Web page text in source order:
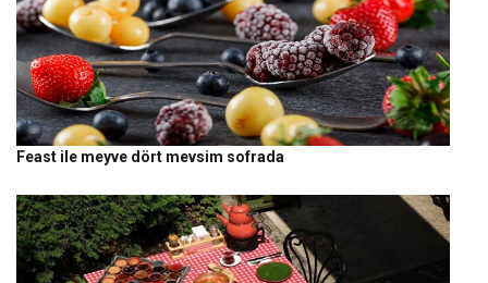
Feast ile meyve dört mevsim sofrada